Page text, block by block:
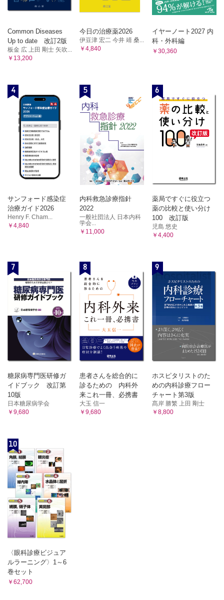
Common Diseases
Up to date 改訂2版
板金 広 上田 剛士 矢吹...
￥13,200
今日の治療薬2026
伊豆津 宏二 今井 靖 桑...
￥4,840
イヤーノート2027 内
科・外科編
￥30,360
4
サンフォード感染症
治療ガイド2026
Henry F. Cham...
￥4,840
5
内科救急診療指針
2022
一般社団法人 日本内科
学会...
￥11,000
6
薬局ですぐに役立つ
薬の比較と使い分け
100 改訂版
児島 悠史
￥4,400
7
糖尿病専門医研修ガ
イドブック 改訂第
10版
日本糖尿病学会
￥9,680
8
患者さんを総合的に
診るための 内科外
来これ一冊、必携書
大玉 信一
￥9,680
9
ホスピタリストのた
めの内科診療フロー
チャート第3版
髙岸 勝繁 上田 剛士
￥8,800
10
〈眼科診療ビジュア
ルラーニング〉1～6
巻セット
￥62,700